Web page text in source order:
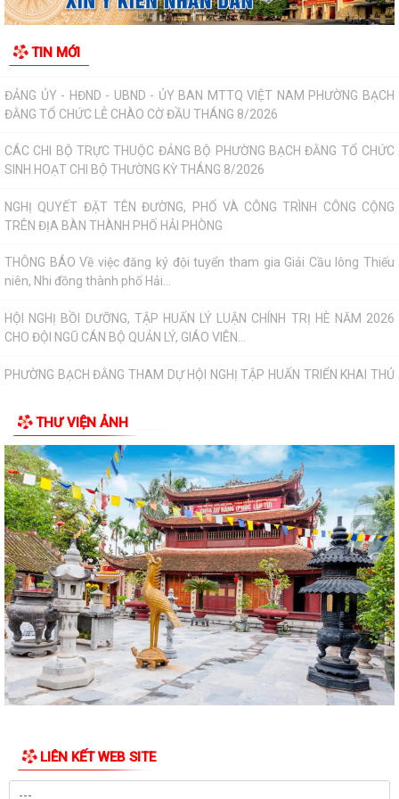
TIN MỚI
ĐẰNG TỔ CHỨC LỄ CHÀO CỜ ĐẦU THÁNG 8/2026
CÁC CHI BỘ TRỰC THUỘC ĐẢNG BỘ PHƯỜNG BẠCH ĐẰNG TỔ CHỨC
SINH HOẠT CHI BỘ THƯỜNG KỲ THÁNG 8/2026
NGHỊ QUYẾT ĐẶT TÊN ĐƯỜNG, PHỐ VÀ CÔNG TRÌNH CÔNG CỘNG
TRÊN ĐỊA BÀN THÀNH PHỐ HẢI PHÒNG
THÔNG BÁO Về việc đăng ký đội tuyển tham gia Giải Cầu lông Thiếu
niên, Nhi đồng thành phố Hải...
HỘI NGHỊ BỒI DƯỠNG, TẬP HUẤN LÝ LUẬN CHÍNH TRỊ HÈ NĂM 2026
CHO ĐỘI NGŨ CÁN BỘ QUẢN LÝ, GIÁO VIÊN...
PHƯỜNG BẠCH ĐẰNG THAM DỰ HỘI NGHỊ TẬP HUẤN TRIỂN KHAI THỦ
TỤC HÀNH CHÍNH CỦA ĐẢNG TRÊN MÔI TRƯỜNG...
ĐẢNG BỘ PHƯỜNG BẠCH ĐẰNG: TĂNG CƯỜNG CÔNG TÁC KIỂM TRA,
ĐẢNG ỦY PHƯỜNG BẠCH ĐẰNG THAM DỰ HỘI NGHỊ TRỰC TUYẾN SƠ
KẾT CÔNG TÁC BÁO CÁO VIÊN THÁNG 7 NĂM 2026
DẦN KHÉP LẠI HÀNH TRÌNH TRI ÂN NHÂN DỊP KỶ NIỆM 79 NĂM NGÀY
THƯƠNG BINH - LIỆT SĨ (27/7/1947 -...
THÔNG BÁO Về việc niêm yết công khai hồ sơ đề nghị đăng ký đất đai,
cấp giấy chứng nhận quyền sử...
HOÀN THÀNH LẮP ĐẶT ĐẢO CỜ TẠI NÚT GIAO THÔNG CẦU BẾN RỪNG
TRÊN ĐỊA BÀN PHƯỜNG BẠCH ĐẰNG, HẢI PHÒNG...
ỨNG CỬ VIÊN ĐẠI BIỂU HĐND PHƯỜNG TIẾP XÚC CỬ TRI ĐƠN VỊ BẦU
CỬ SỐ 2 (MINH ĐỨC)
Thông báo điều chỉnh phân công chủ trì, dự tiếp xúc cử tri vận động
ỨNG CỬ VIÊN ĐẠI BIỂU HĐND PHƯỜNG BẠCH ĐẰNG NHIỆM KỲ 2026–
2031 TIẾP XÚC CỬ TRI ĐƠN VỊ BẦU CỬ SỐ 3...
THƯ VIỆN ẢNH
LIÊN KẾT WEB SITE